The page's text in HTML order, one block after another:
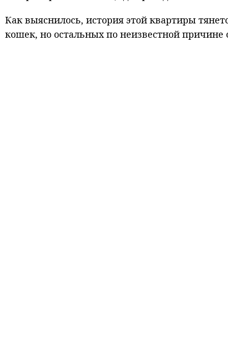
Как выяснилось, история этой квартиры
кошек, но остальных по неизвестной